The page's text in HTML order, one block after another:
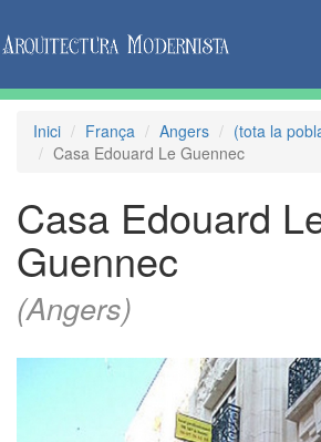
Inici França Angers
(tota la
Casa Edouard Le Guennec
Casa Edouard
Guennec
(Angers)